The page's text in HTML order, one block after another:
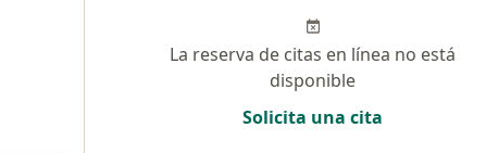
La reserva de citas en línea no está
disponible
Solicita una cita